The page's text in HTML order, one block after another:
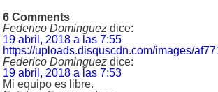
6 Comments
Federico Dominguez dice:
19 abril, 2018 a las 7:55
https://uploads.disquscdn.com/images/
Federico Dominguez dice:
19 abril, 2018 a las 7:53
Mi equipo es libre.